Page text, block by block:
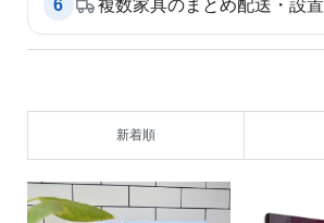
6 複数家具のまとめ配送・設置
新着順